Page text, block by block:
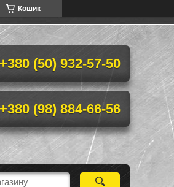
Кошик
+380 (50) 932-57-50
+380 (98) 884-66-56